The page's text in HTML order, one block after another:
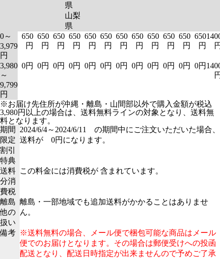
県
山梨
県
0～
3,979
円
650
円
650
円
650
円
650
円
650
円
650
円
650
円
650
円
650
円
650
円
650
円
650
円
3,980
～
9,799
円
0円 0円 0円 0円 0円 0円 0円 0円 0円 0円 0円 0円
※お届け先住所が沖縄・離島・山間部以外で購入金額が税込
3,980円以上の場合は、送料無料ラインの対象となり、送料無
料となります。
期間
限定
割引
特典
2024/6/4～2024/6/11 の期間中にご注文いただいた場合、
送料が 0円になります。
送料
分消
費税
この料金には消費税が 含まれています。
離島
他の
扱い
離島・一部地域でも追加送料がかかることはありませ
ん。
備考 ※送料無料の場合、メール便で梱包可能な商品はメール
便でのお届けとなります。その場合は郵便受けへの投函
配送となり、配送日時指定が出来ませんので予めご了承